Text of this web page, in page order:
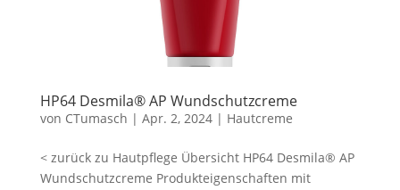
HP64 Desmila® AP Wundschutzcreme
von CTumasch | Apr. 2, 2024| Hautcreme
< zurück zu Hautpflege Übersicht HP64 Desmila® AP
Wundschutzcreme Produkteigenschaften mit